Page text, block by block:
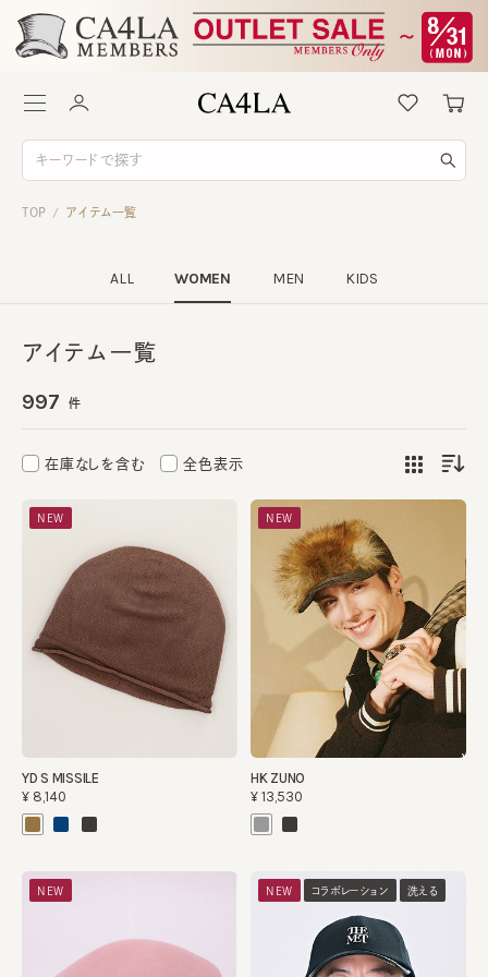
TOP / アイテム一覧
ALL WOMEN MEN KIDS
アイテム一覧
997 件
在庫なしを含む 全色表示
NEW
YD S MISSILE
¥8,140
NEW
HK ZUNO
¥13,530
NEW NEW コラボレーション 洗える